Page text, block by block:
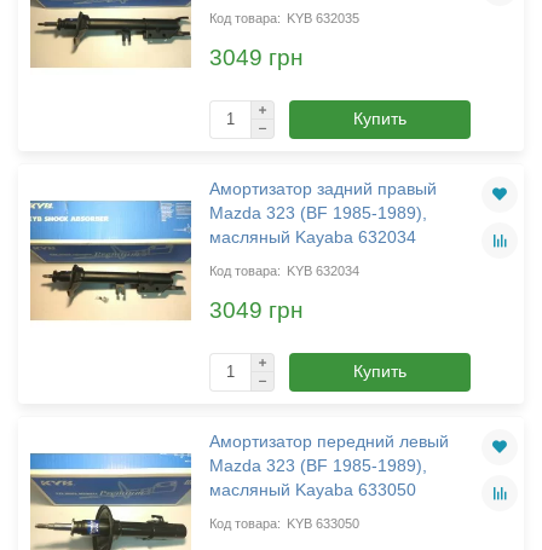
KYB 632035
3049 грн
Купить
Амортизатор задний правый
Mazda 323 (BF 1985-1989),
масляный Kayaba 632034
KYB 632034
3049 грн
Купить
Амортизатор передний левый
Mazda 323 (BF 1985-1989),
масляный Kayaba 633050
KYB 633050